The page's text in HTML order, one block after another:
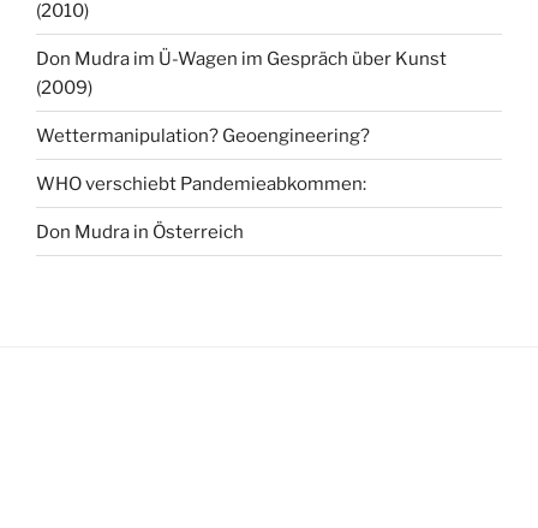
(2010)
Don Mudra im Ü-Wagen im Gespräch über Kunst
(2009)
Wettermanipulation? Geoengineering?
WHO verschiebt Pandemieabkommen:
Don Mudra in Österreich